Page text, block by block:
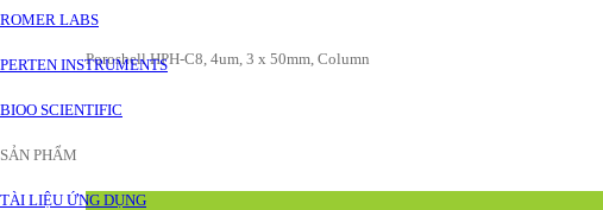
ROMER LABS
PERTEN INSTRUMENTS
BIOO SCIENTIFIC
SẢN PHẨM
TÀI LIỆU ỨNG DỤNG
Poroshell HPH-C8, 4um, 3 x 50mm, Column